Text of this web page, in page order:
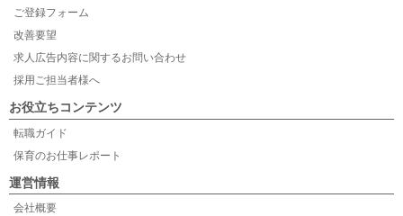
ご登録フォーム
改善要望
求人広告内容に関するお問い合わせ
採用ご担当者様へ
お役立ちコンテンツ
転職ガイド
保育のお仕事レポート
運営情報
会社概要